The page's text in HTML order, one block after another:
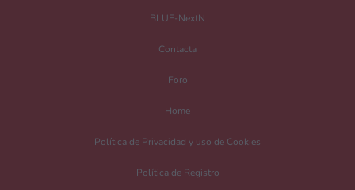
Guarda mi nombre, correo electrónico y web en este navegador para la
BLUE-NextN
Contacta
Foro
Home
Política de Privacidad y uso de Cookies
Política de Registro